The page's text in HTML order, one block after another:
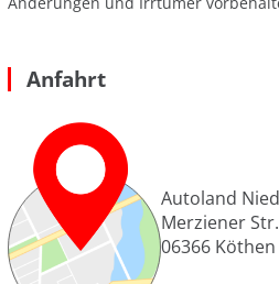
Anfahrt
Autoland
Merziener
06366 Köthen